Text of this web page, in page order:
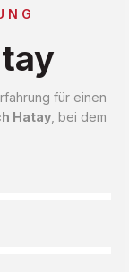
für einen
Hatay , bei dem